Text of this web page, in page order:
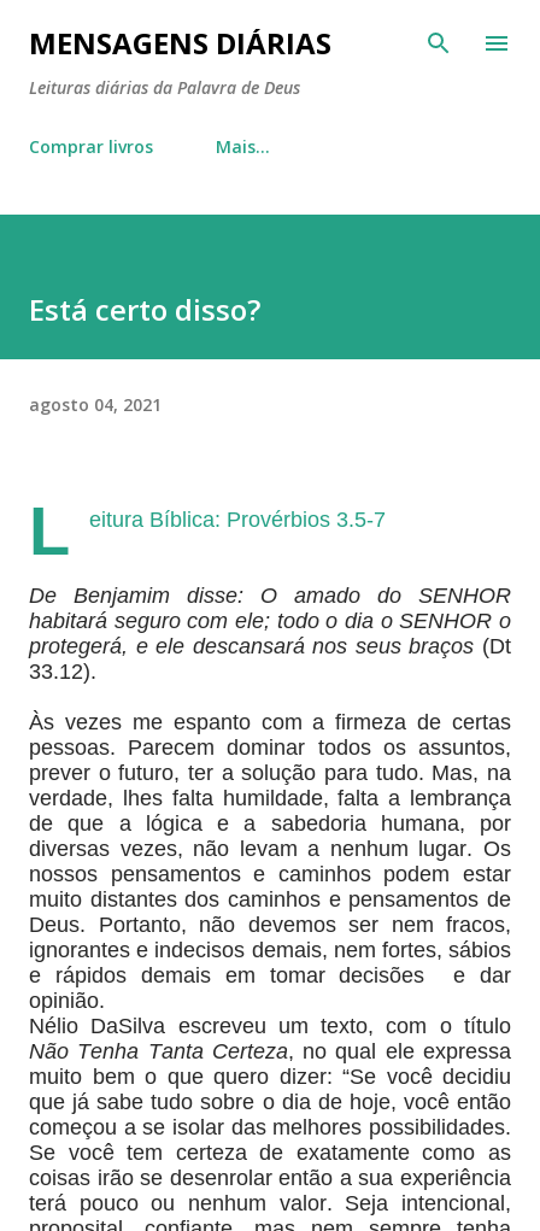
Pular para o conteúdo principal
MENSAGENS DIÁRIAS
Leituras diárias da Palavra de Deus
Comprar livros Mais…
Está certo disso?
agosto 04, 2021
L eitura Bíblica: Provérbios 3.5-7
De Benjamim disse: O amado do SENHOR
habitará seguro com ele; todo o dia o SENHOR o
protegerá, e ele descansará nos seus braços (Dt
33.12).
Às vezes me espanto com a firmeza de certas
pessoas. Parecem dominar todos os assuntos,
prever o futuro, ter a solução para tudo. Mas, na
verdade, lhes falta humildade, falta a lembrança
de que a lógica e a sabedoria humana, por
diversas vezes, não levam a nenhum lugar. Os
nossos pensamentos e caminhos podem estar
muito distantes dos caminhos e pensamentos de
Deus. Portanto, não devemos ser nem fracos,
ignorantes e indecisos demais, nem fortes, sábios
e rápidos demais em tomar decisões e dar
opinião.
Nélio DaSilva escreveu um texto, com o título
Não Tenha Tanta Certeza, no qual ele expressa
muito bem o que quero dizer: “Se você decidiu
que já sabe tudo sobre o dia de hoje, você então
começou a se isolar das melhores possibilidades.
Se você tem certeza de exatamente como as
coisas irão se desenrolar então a sua experiência
terá pouco ou nenhum valor. Seja intencional,